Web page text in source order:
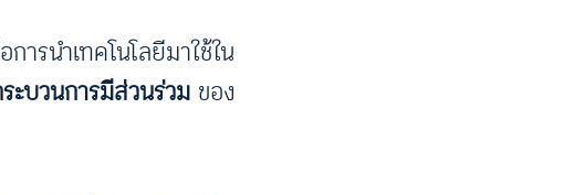
ารนำเทคโนโลยีมาใช้ใน
ะบวนการมีส่วนร่วม ของ